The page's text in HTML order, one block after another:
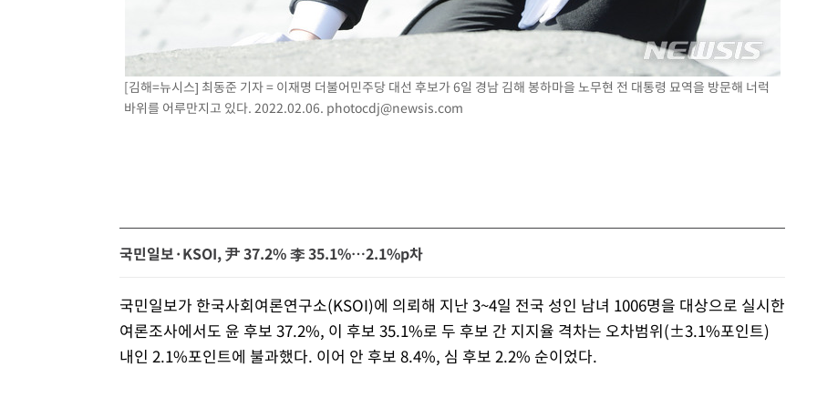
[김해=뉴시스] 최동준 기자 = 이재명 더불어민주당 대선 후보가 6일 경남 김해 봉하마을 노무현 전 대통령 묘역을 방문해 너럭
바위를 어루만지고 있다. 2022.02.06. photocdj@newsis.com
국민일보·KSOI, 尹 37.2% 李 35.1%…2.1%p차
국민일보가 한국사회여론연구소(KSOI)에 의뢰해 지난 3~4일 전국 성인 남녀 1006명을 대상으로 실시한
여론조사에서도 윤 후보 37.2%, 이 후보 35.1%로 두 후보 간 지지율 격차는 오차범위(±3.1%포인트)
내인 2.1%포인트에 불과했다. 이어 안 후보 8.4%, 심 후보 2.2% 순이었다.